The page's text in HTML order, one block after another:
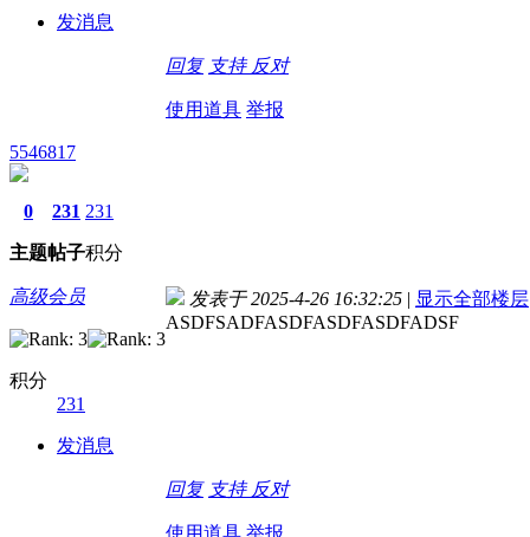
发消息
回复 支持 反对
使用道具 举报
5546817
0
主题
231
帖子
231
积分
高级会员
积分
231
发消息
发表于 2025-4-26 16:32:25 | 显示全部楼层
ASDFSADFASDFASDFASDFADSF
回复 支持 反对
使用道具 举报